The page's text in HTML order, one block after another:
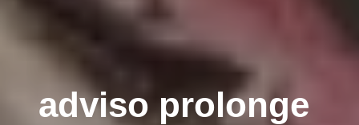
adviso prolonge